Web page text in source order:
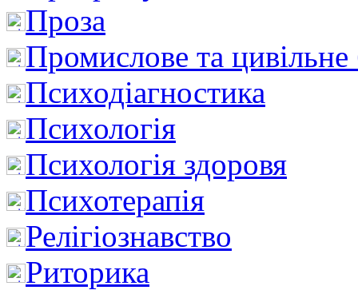
Проза
Промислове та цивільне
Психодіагностика
Психологія
Психологія здоровя
Психотерапія
Релігіознавство
Риторика